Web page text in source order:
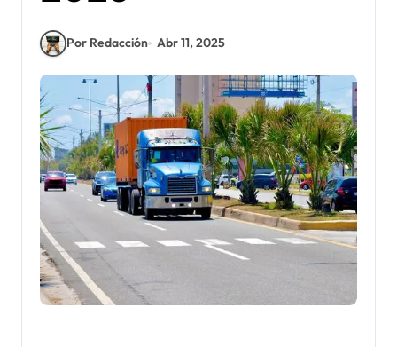
Por Redacción Abr 11, 2025